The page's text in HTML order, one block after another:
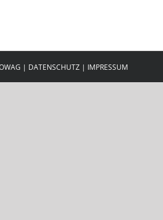
| DATENSCHUTZ | IMPRESSUM